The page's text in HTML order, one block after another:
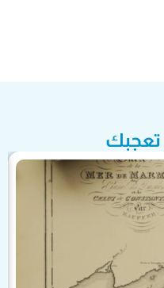
تعجبك